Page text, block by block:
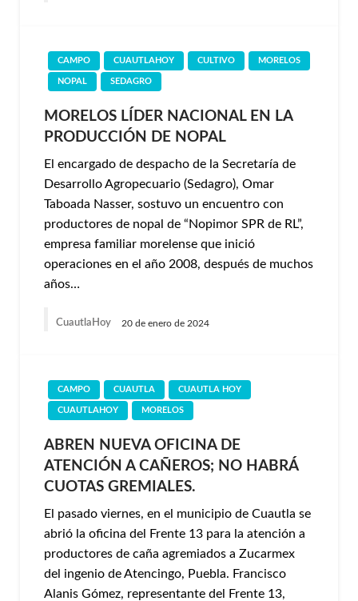
CAMPO CUAUTLAHOY CULTIVO MORELOS
NOPAL SEDAGRO
MORELOS LÍDER NACIONAL EN LA
PRODUCCIÓN DE NOPAL
El encargado de despacho de la Secretaría de
Desarrollo Agropecuario (Sedagro), Omar
Taboada Nasser, sostuvo un encuentro con
productores de nopal de “Nopimor SPR de RL”,
empresa familiar morelense que inició
operaciones en el año 2008, después de muchos
años…
CuautlaHoy 20 de enero de 2024
CAMPO CUAUTLA CUAUTLA HOY
CUAUTLAHOY MORELOS
ABREN NUEVA OFICINA DE
ATENCIÓN A CAÑEROS; NO HABRÁ
CUOTAS GREMIALES.
El pasado viernes, en el municipio de Cuautla se
abrió la oficina del Frente 13 para la atención a
productores de caña agremiados a Zucarmex
del ingenio de Atencingo, Puebla. Francisco
Alanis Gómez, representante del Frente 13,